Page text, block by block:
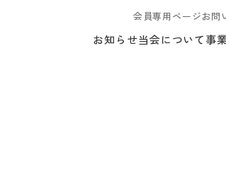
会員専用ページお問
お知らせ当会について事